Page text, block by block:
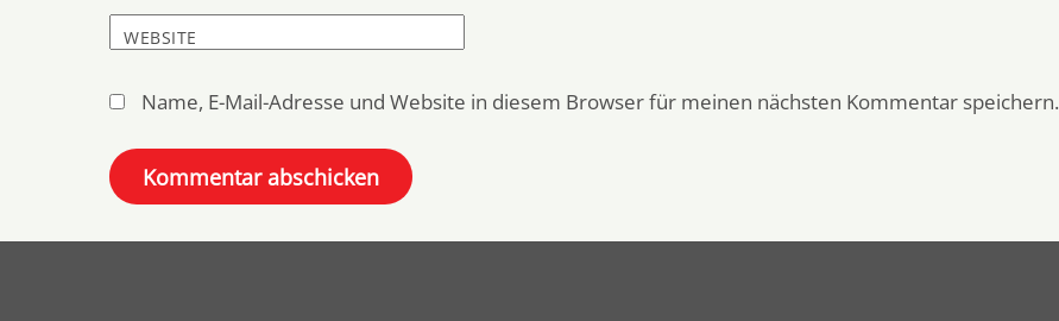
WEBSITE
Name, E-Mail-Adresse und Website in diesem Browser für meinen nächsten Kommentar speichern.